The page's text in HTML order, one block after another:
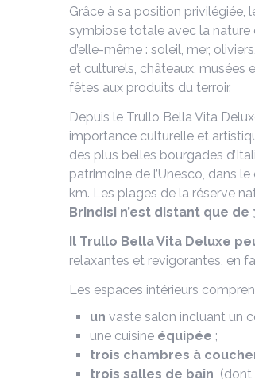
Grâce à sa position privilégiée,
symbiose totale avec la nature
d’elle-même : soleil, mer,
et culturels, châteaux, musées
fêtes aux produits du terroir.
Depuis le Trullo Bella Vita
importance culturelle et
des plus belles bourgades
patrimoine de l’Unesco, dans
km. Les plages de la réserve
Brindisi n’est distant que de
Il Trullo Bella Vita Deluxe
relaxantes et revigorantes, en
Les espaces intérieurs
un vaste salon incluant un
une cuisine équipée ;
trois chambres à
trois salles de bain (dont